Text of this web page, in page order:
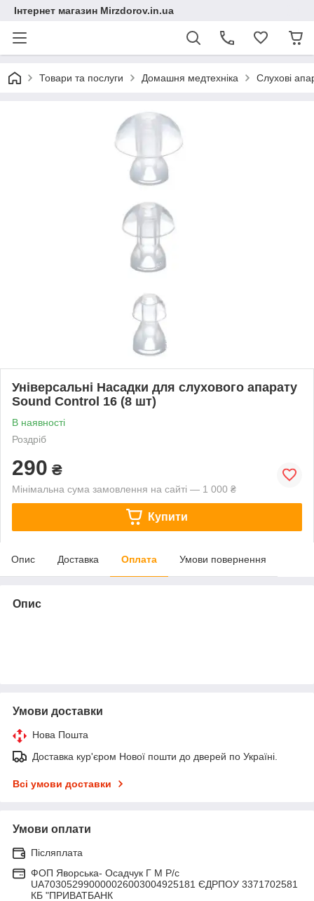
Інтернет магазин Mirzdorov.in.ua
Товари та послуги Домашня медтехніка Слухові
Універсальні Насадки для слухового апарату
Sound Control 16 (8 шт)
В наявності
Роздріб
290 ₴
Мінімальна сума замовлення на сайті — 1 000 ₴
Купити
Опис Доставка Оплата Умови повернення
Опис
Умови доставки
Нова Пошта
Доставка кур'єром Нової пошти до дверей по Україні.
Всі умови доставки
Умови оплати
Післяплата
ФОП Яворська- Осадчук Г М Р/c
UA703052990000026003004925181 ЄДРПОУ 3371702581
КБ "ПРИВАТБАНК